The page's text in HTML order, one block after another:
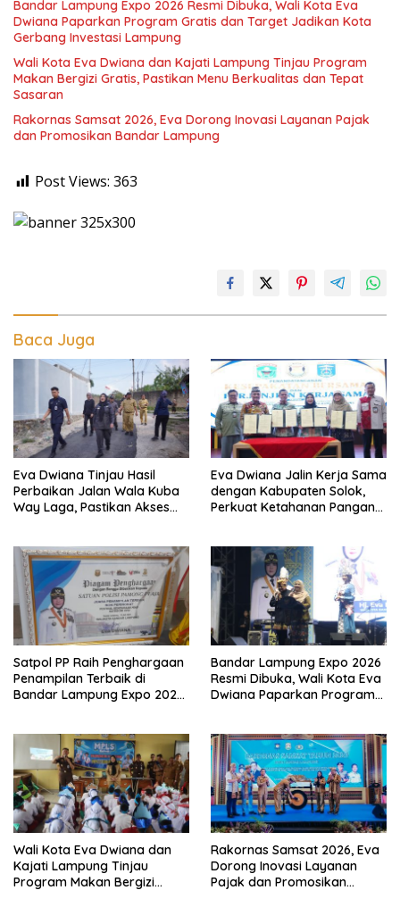
Bandar Lampung Expo 2026 Resmi Dibuka, Wali Kota Eva
Dwiana Paparkan Program Gratis dan Target Jadikan Kota
Gerbang Investasi Lampung
Wali Kota Eva Dwiana dan Kajati Lampung Tinjau Program
Makan Bergizi Gratis, Pastikan Menu Berkualitas dan Tepat
Sasaran
Rakornas Samsat 2026, Eva Dorong Inovasi Layanan Pajak
dan Promosikan Bandar Lampung
Post Views: 363
Baca Juga
Eva Dwiana Tinjau Hasil
Perbaikan Jalan Wala Kuba
Way Laga, Pastikan Akses
Eva Dwiana Jalin Kerja Sama
dengan Kabupaten Solok,
Perkuat Ketahanan Pangan
Satpol PP Raih Penghargaan
Penampilan Terbaik di
Bandar Lampung Expo 2026,
Masyarakat
Bandar Lampung Expo 2026
Resmi Dibuka, Wali Kota Eva
Dwiana Paparkan Program
Lampung
Wali Kota Eva Dwiana dan
Kajati Lampung Tinjau
Program Makan Bergizi
Rakornas Samsat 2026, Eva
Dorong Inovasi Layanan
Pajak dan Promosikan